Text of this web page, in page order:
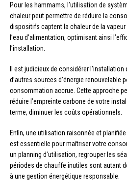
Pour les hammams, l’utilisation de
chaleur peut permettre de réduire la
dispositifs captent la chaleur de la
l’eau d’alimentation, optimisant ainsi
l’installation.
Il est judicieux de considérer
d’autres sources d’énergie renouvelable
consommation accrue. Cette approche
réduire l’empreinte carbone de votre
terme, diminuer les coûts opérationnels.
Enfin, une utilisation raisonnée et
est essentielle pour maîtriser votre
un planning d’utilisation, regrouper les
périodes de chauffe inutiles sont autant
à une gestion énergétique responsable.